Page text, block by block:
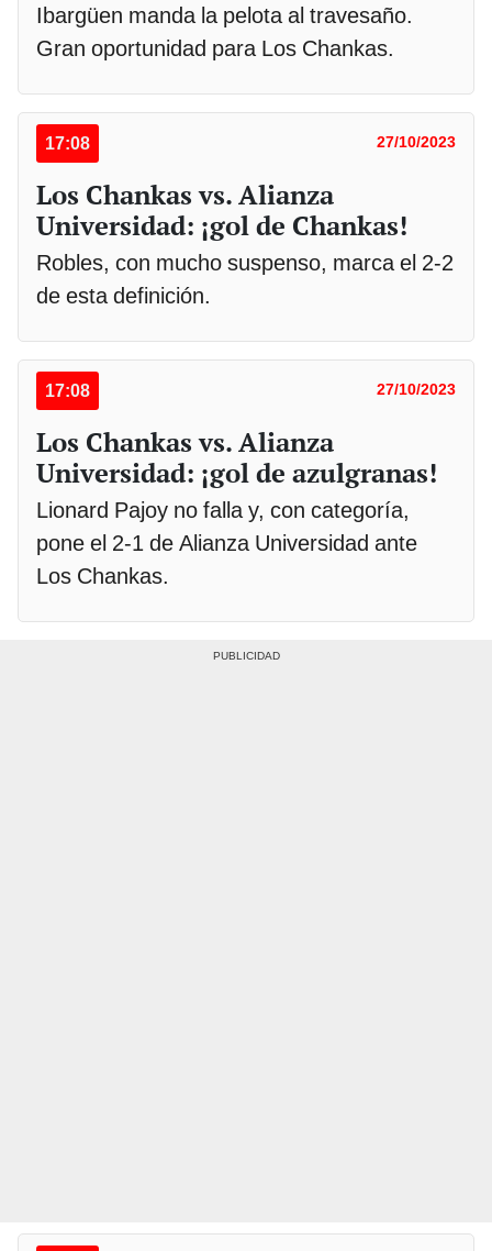
Ibargüen manda la pelota al travesaño.
Gran oportunidad para Los Chankas.
17:08 27/10/2023
Los Chankas vs. Alianza
Universidad: ¡gol de Chankas!
Robles, con mucho suspenso, marca el 2-2
de esta definición.
17:08 27/10/2023
Los Chankas vs. Alianza
Universidad: ¡gol de azulgranas!
Lionard Pajoy no falla y, con categoría,
pone el 2-1 de Alianza Universidad ante
Los Chankas.